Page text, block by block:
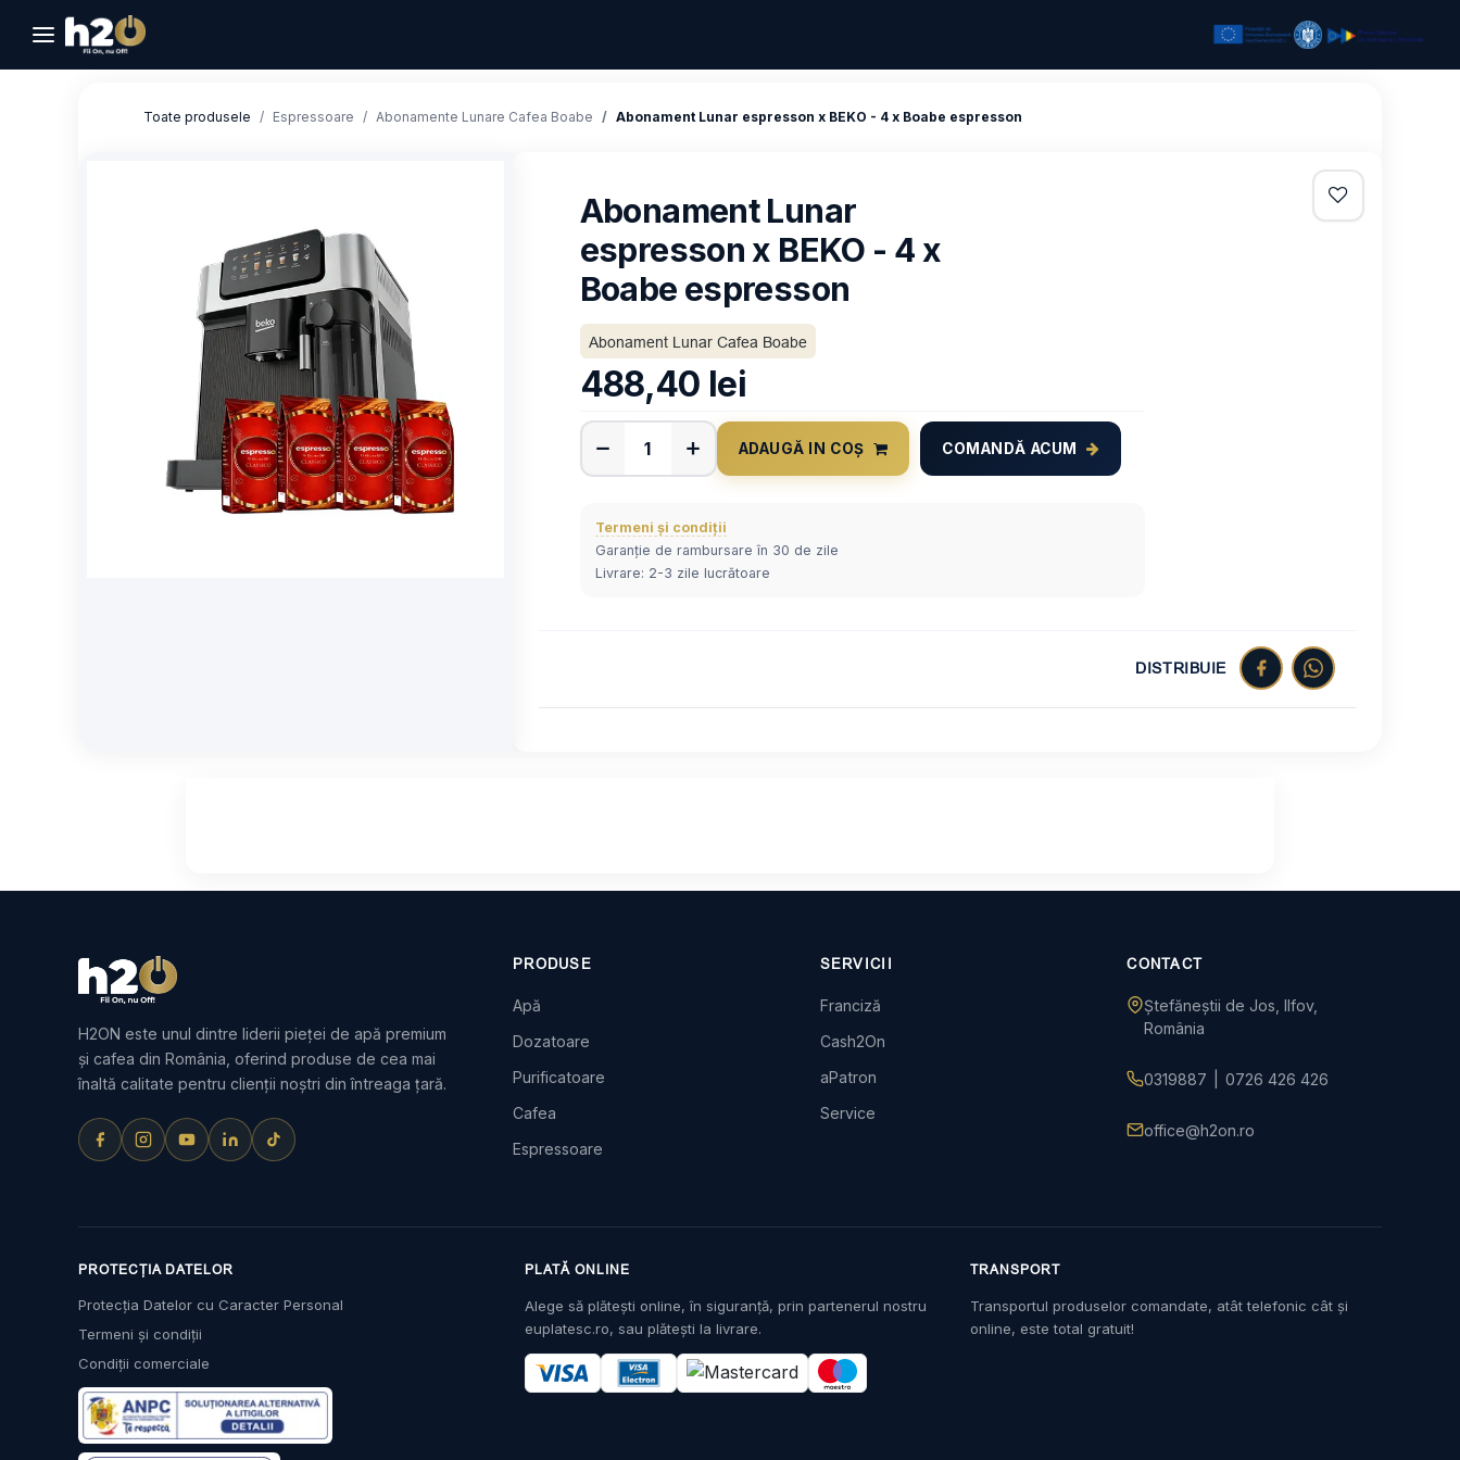
Toate produsele Espressoare Abonamente Lunare Cafea Boabe Abonament Lunar espresson x BEKO - 4 x Boabe espresson
Abonament Lunar
espresson x BEKO - 4 x
Boabe espresson
Abonament Lunar Cafea Boabe
488,40 lei
ADAUGĂ IN COȘ COMANDĂ ACUM
Termeni și condiții
Garanție de rambursare în 30 de zile
Livrare: 2-3 zile lucrătoare
DISTRIBUIE
H2ON este unul dintre liderii pieței de apă premium
și cafea din România, oferind produse de cea mai
înaltă calitate pentru clienții noștri din întreaga țară.
PRODUSE
Apă
Dozatoare
Purificatoare
Cafea
Espressoare
SERVICII
Franciză
Cash2On
aPatron
Service
CONTACT
Ștefăneștii de Jos, Ilfov,
România
0319887 0726 426 426
office@h2on.ro
PROTECȚIA DATELOR
Protecția Datelor cu Caracter Personal
Termeni și condiții
Condiții comerciale
PLATĂ ONLINE
Alege să plătești online, în siguranță, prin partenerul nostru
euplatesc.ro, sau plătești la livrare.
TRANSPORT
Transportul produselor comandate, atât telefonic cât și
online, este total gratuit!